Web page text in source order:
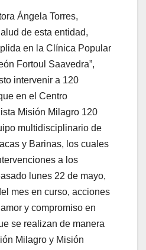
Ángela Torres,
de esta entidad,
en la Clínica Popular
Fortoul Saavedra”,
intervenir a 120
en el Centro
Misión Milagro 120
multidisciplinario de
y Barinas, los cuales
a los
lunes 22 de mayo,
mes en curso, acciones
y compromiso en
se realizan de manera
Milagro y Misión